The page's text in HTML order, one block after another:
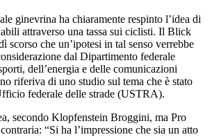
ginevrina ha chiaramente respinto l’idea di
attraverso una tassa sui ciclisti. Il Blick
scorso che un’ipotesi in tal senso verrebbe
dal Dipartimento federale
dell’energia e delle comunicazioni
riferiva di uno studio sul tema che è stato
federale delle strade (USTRA).
secondo Klopfenstein Broggini, ma Pro
“Si ha l’impressione che sia un atto